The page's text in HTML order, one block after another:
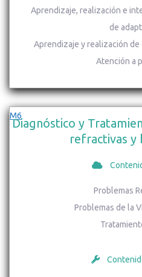
Aprendizaje, realización e
de
Aprendizaje y realización
Atención a
M6
Diagnóstico y
refractivas y
Problemas
Problemas de la